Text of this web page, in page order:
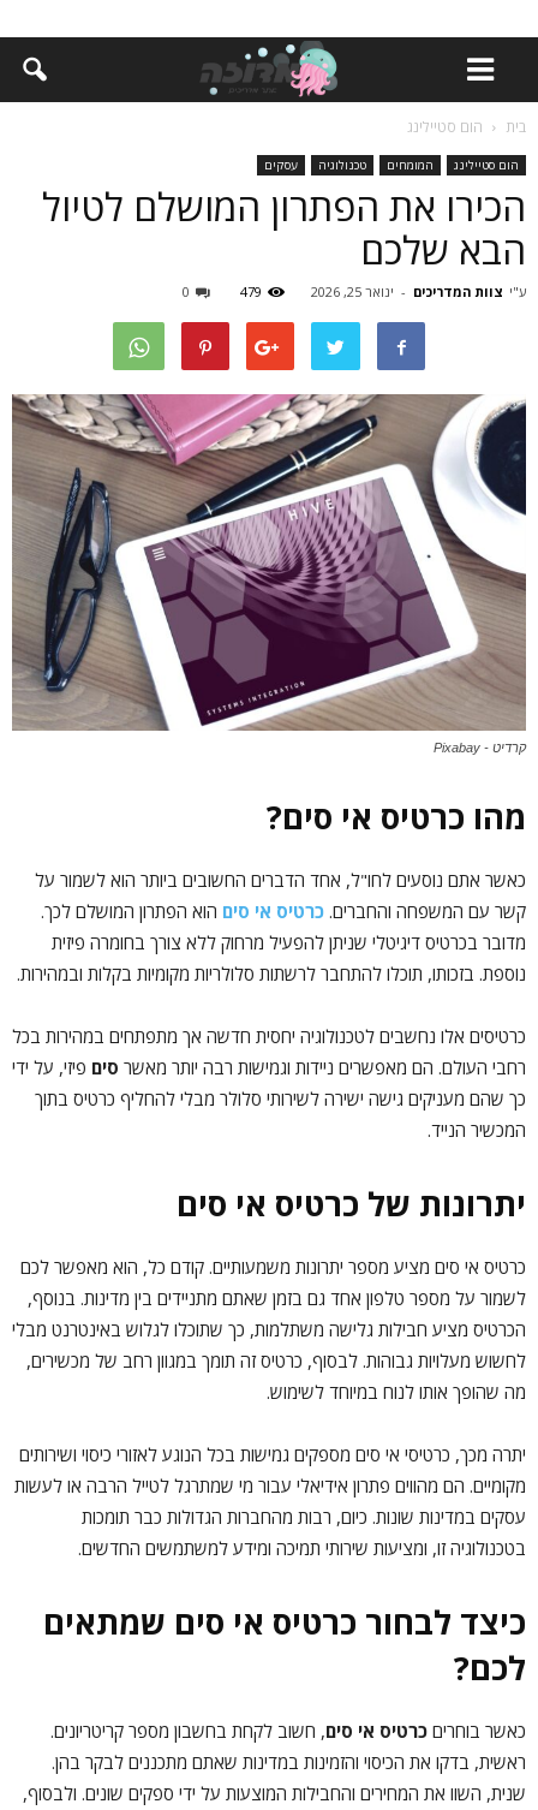
בית הום סטיילינג
הום סטיילינג המומחים טכנולוגיה עסקים
הכירו את הפתרון המושלם לטיול
הבא שלכם
ע"י צוות המדריכים - ינואר 25, 2026 479
0
קרדיט - Pixabay
מהו כרטיס אי סים?
כאשר אתם נוסעים לחו"ל, אחד הדברים החשובים ביותר הוא לשמור על
קשר עם המשפחה והחברים. כרטיס אי סים הוא הפתרון המושלם לכך.
מדובר בכרטיס דיגיטלי שניתן להפעיל מרחוק ללא צורך בחומרה פיזית
נוספת. בזכותו, תוכלו להתחבר לרשתות סלולריות מקומיות בקלות ובמהירות.
כרטיסים אלו נחשבים לטכנולוגיה יחסית חדשה אך מתפתחים במהירות בכל
רחבי העולם. הם מאפשרים ניידות וגמישות רבה יותר מאשר סים פיזי, על ידי
כך שהם מעניקים גישה ישירה לשירותי סלולר מבלי להחליף כרטיס בתוך
המכשיר הנייד.
יתרונות של כרטיס אי סים
כרטיס אי סים מציע מספר יתרונות משמעותיים. קודם כל, הוא מאפשר לכם
לשמור על מספר טלפון אחד גם בזמן שאתם מתניידים בין מדינות. בנוסף,
הכרטיס מציע חבילות גלישה משתלמות, כך שתוכלו לגלוש באינטרנט מבלי
לחשוש מעלויות גבוהות. לבסוף, כרטיס זה תומך במגוון רחב של מכשירים,
מה שהופך אותו לנוח במיוחד לשימוש.
יתרה מכך, כרטיסי אי סים מספקים גמישות בכל הנוגע לאזורי כיסוי ושירותים
מקומיים. הם מהווים פתרון אידיאלי עבור מי שמתרגל לטייל הרבה או לעשות
עסקים במדינות שונות. כיום, רבות מהחברות הגדולות כבר תומכות
בטכנולוגיה זו, ומציעות שירותי תמיכה ומידע למשתמשים החדשים.
כיצד לבחור כרטיס אי סים שמתאים
לכם?
כאשר בוחרים כרטיס אי סים, חשוב לקחת בחשבון מספר קריטריונים.
ראשית, בדקו את הכיסוי והזמינות במדינות שאתם מתכננים לבקר בהן.
שנית, השוו את המחירים והחבילות המוצעות על ידי ספקים שונים. ולבסוף,